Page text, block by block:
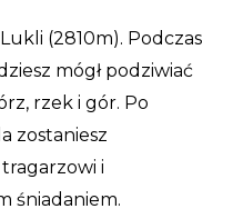
(2810m). Podczas
mógł podziwiać
rzek i gór. Po
zostaniesz
i
śniadaniem.